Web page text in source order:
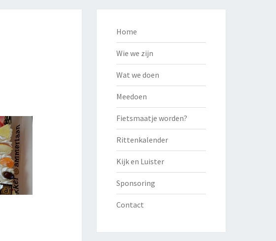
Home
Wie we zijn
Wat we doen
Meedoen
Fietsmaatje worden?
Rittenkalender
Kijk en Luister
Sponsoring
Contact